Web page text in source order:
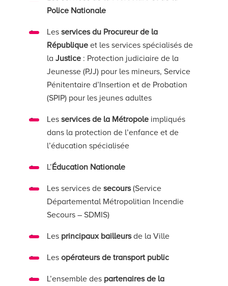
Police Nationale
Les services du Procureur de la
Républiqueet les services spécialisés de
la Justice: Protection judiciaire de la
Jeunesse (PJJ) pour les mineurs, Service
Pénitentaire d’Insertion et de Probation
(SPIP) pour les jeunes adultes
Les services de la Métropoleimpliqués
dans la protection de l’enfance et de
l’éducation spécialisée
L’Éducation Nationale
Les services de secours(Service
Départemental Métropolitian Incendie
Secours – SDMIS)
Les principaux bailleursde la Ville
Les opérateurs de transport public
L’ensemble des partenaires de la